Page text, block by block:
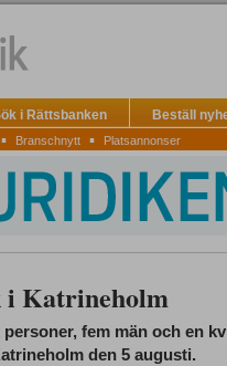
i Rättsbanken Beställ
▪ Branschnytt ▪ Platsannonser
i Katrineholm
fem män och en
den 5 augusti.